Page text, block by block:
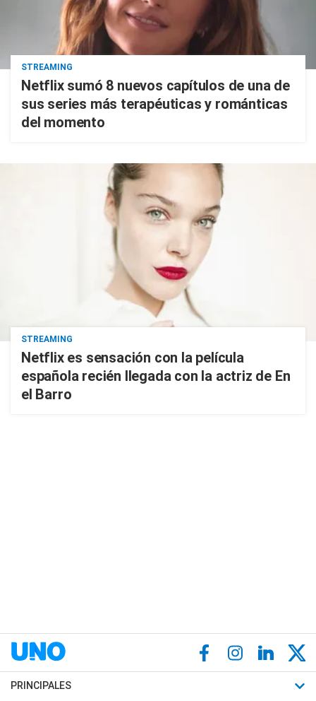
STREAMING
Netflix sumó 8 nuevos capítulos de una de
sus series más terapéuticas y románticas
del momento
STREAMING
Netflix es sensación con la película
española recién llegada con la actriz de En
el Barro
PRINCIPALES